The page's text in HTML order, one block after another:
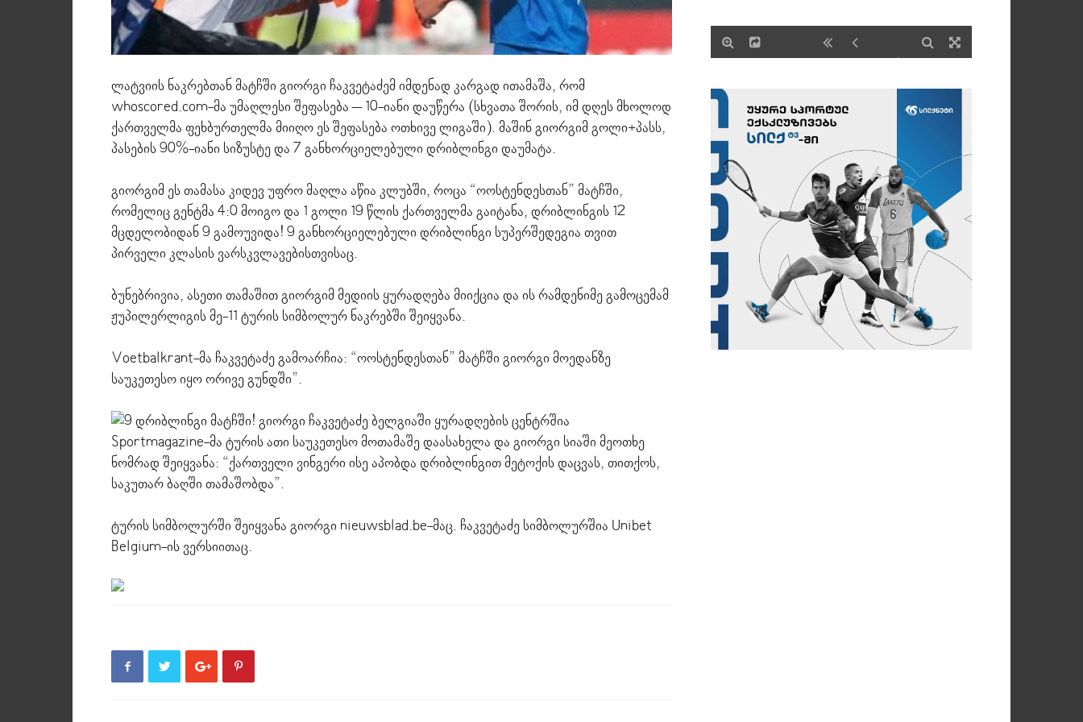
ლატვიის ნაკრებთან მატჩში გიორგი ჩაკვეტაძემ იმდენად კარგად ითამაშა, რომ
whoscored.com-მა უმაღლესი შეფასება – 10-იანი დაუწერა (სხვათა შორის, იმ დღეს მხოლოდ
ქართველმა ფეხბურთელმა მიიღო ეს შეფასება ოთხივე ლიგაში). მაშინ გიორგიმ გოლი+პასს,
პასების 90%-იანი სიზუსტე და 7 განხორციელებული დრიბლინგი დაუმატა.
გიორგიმ ეს თამასა კიდევ უფრო მაღლა აწია კლუბში, როცა “ოოსტენდესთან” მატჩში,
რომელიც გენტმა 4:0 მოიგო და 1 გოლი 19 წლის ქართველმა გაიტანა, დრიბლინგის 12
მცდელობიდან 9 გამოუვიდა! 9 განხორციელებული დრიბლინგი სუპერშედეგია თვით
პირველი კლასის ვარსკვლავებისთვისაც.
ბუნებრივია, ასეთი თამაშით გიორგიმ მედიის ყურადღება მიიქცია და ის რამდენიმე გამოცემამ
ჟუპილერლიგის მე-11 ტურის სიმბოლურ ნაკრებში შეიყვანა.
Voetbalkrant-მა ჩაკვეტაძე გამოარჩია: “ოოსტენდესთან” მატჩში გიორგი მოედანზე
საუკეთესო იყო ორივე გუნდში”.
Sportmagazine-მა ტურის ათი საუკეთესო მოთამაშე დაასახელა და გიორგი სიაში მეოთხე
ნომრად შეიყვანა: “ქართველი ვინგერი ისე აპობდა დრიბლინგით მეტოქის დაცვას, თითქოს,
საკუთარ ბაღში თამაშობდა”.
ტურის სიმბოლურში შეიყვანა გიორგი nieuwsblad.be-მაც. ჩაკვეტაძე სიმბოლურშია Unibet
Belgium-ის ვერსიითაც.